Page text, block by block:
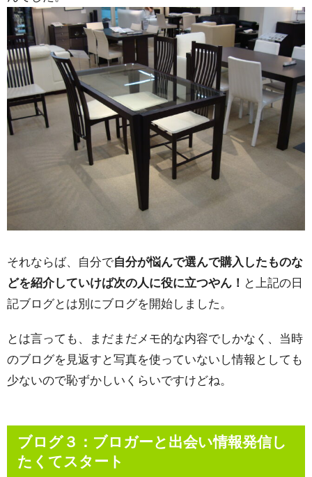
それならば、自分で自分が悩んで選んで購入したものな
どを紹介していけば次の人に役に立つやん！ と上記の日
記ブログとは別にブログを開始しました。
とは言っても、まだまだメモ的な内容でしかなく、当時
のブログを見返すと写真を使っていないし情報としても
少ないので恥ずかしいくらいですけどね。
ブログ３：ブロガーと出会い情報発信し
たくてスタート